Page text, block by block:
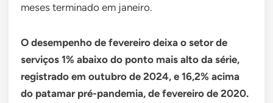
meses terminado em janeiro.
O desempenho de fevereiro deixa o setor de
serviços 1% abaixo do ponto mais alto da série,
registrado em outubro de 2024, e 16,2% acima
do patamar pré-pandemia, de fevereiro de 2020.